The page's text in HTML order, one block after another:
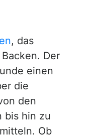
, das
Der
einen
die
den
bis hin zu
Ob